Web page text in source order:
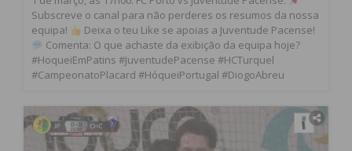
Subscreve o canal para não perderes os resumos da nossa
equipa!
Deixa o teu Like se apoias a Juventude Pacense!
Comenta: O que achaste da exibição da equipa hoje?
#HoqueiEmPatins #JuventudePacense #HCTurquel
#CampeonatoPlacard #HóqueiPortugal #DiogoAbreu